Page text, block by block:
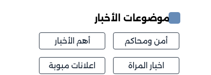
موضوعات الأخبار
أمن ومحاكم أهم الأخبار
اخبار المراة اعلانات مبوبة